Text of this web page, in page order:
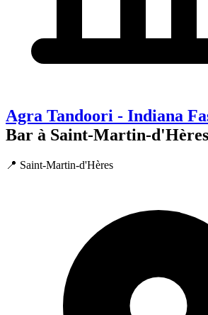
Agra Tandoori - Indiana
Bar à Saint-Martin-d'Hères
📍 Saint-Martin-d'Hères